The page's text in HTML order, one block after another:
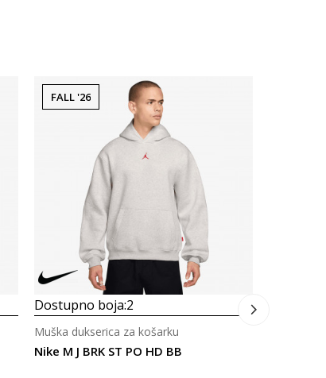
FALL '26
Dostupno boja:2
Nike M J BRK ST PO HD BB
Muška dukserica za košarku